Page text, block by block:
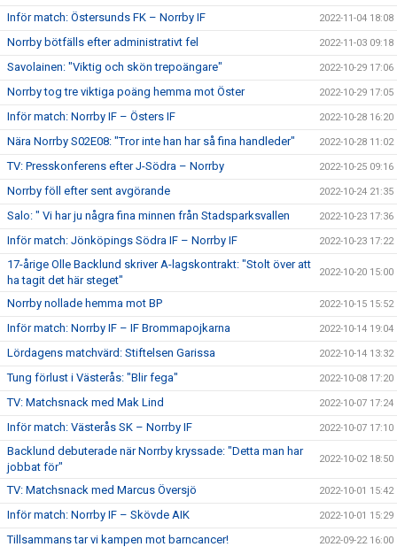
Inför match: Östersunds FK – Norrby IF 2022-11-04 18:08
Norrby bötfälls efter administrativt fel 2022-11-03 09:18
Savolainen: "Viktig och skön trepoängare" 2022-10-29 17:06
Norrby tog tre viktiga poäng hemma mot Öster 2022-10-29 17:05
Inför match: Norrby IF – Östers IF 2022-10-28 16:20
Nära Norrby S02E08: "Tror inte han har så fina handleder" 2022-10-28 11:02
TV: Presskonferens efter J-Södra – Norrby 2022-10-25 09:16
Norrby föll efter sent avgörande 2022-10-24 21:35
Salo: " Vi har ju några fina minnen från Stadsparksvallen 2022-10-23 17:36
Inför match: Jönköpings Södra IF – Norrby IF 2022-10-23 17:22
17-årige Olle Backlund skriver A-lagskontrakt: "Stolt över att
ha tagit det här steget"
2022-10-20 15:00
Norrby nollade hemma mot BP 2022-10-15 15:52
Inför match: Norrby IF – IF Brommapojkarna 2022-10-14 19:04
Lördagens matchvärd: Stiftelsen Garissa 2022-10-14 13:32
Tung förlust i Västerås: "Blir fega" 2022-10-08 17:20
TV: Matchsnack med Mak Lind 2022-10-07 17:24
Inför match: Västerås SK – Norrby IF 2022-10-07 17:10
Backlund debuterade när Norrby kryssade: "Detta man har
jobbat för"
2022-10-02 18:50
TV: Matchsnack med Marcus Översjö 2022-10-01 15:42
Inför match: Norrby IF – Skövde AIK 2022-10-01 15:29
Tillsammans tar vi kampen mot barncancer! 2022-09-22 16:00